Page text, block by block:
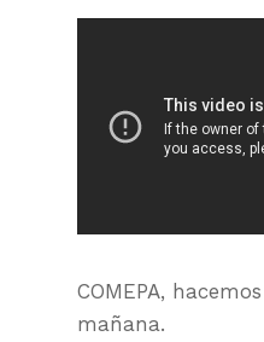
COMEPA,
mañana.